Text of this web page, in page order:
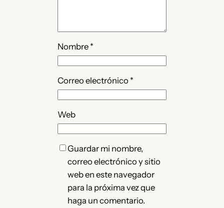
Nombre *
Correo electrónico *
Web
Guardar mi nombre,
correo electrónico y sitio
web en este navegador
para la próxima vez que
haga un comentario.